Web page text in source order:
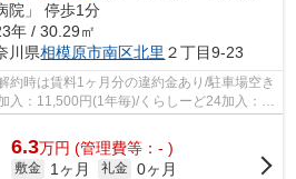
院」 停歩1分
年 / 30.29㎡
川県相模原市南区北里 ２丁目9-23
約時は賃料1ヶ月分の違約金あり/駐車場空き
入：11,500円(1年毎)/くらしーど24加入：
6.3万円 (管理費等：- )
敷金 1ヶ月 礼金 0ヶ月